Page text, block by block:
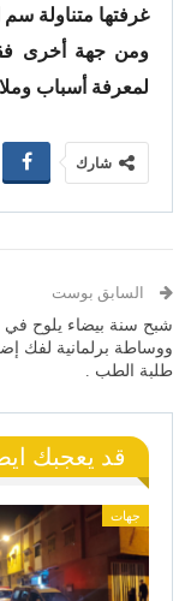
غرفتها متناولة سم
ومن جهة أخرى
لمعرفة أسباب
شارك
السابق بوست
شبح سنة بيضاء يلوح في
ووساطة برلمانية لفك
طلبة الطب .
قد يعجبك
جهات